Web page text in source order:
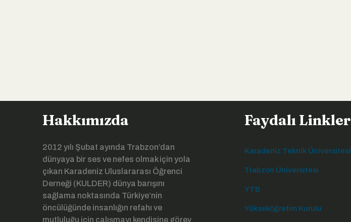
Hakkımızda
2012 yılı Şubat ayında Trabzon’dan
dünyaya bir ses ve nefes olmak için yola
çıkan Karadeniz Uluslararası Öğrenci
Derneği (KULDER) dünya barışını
sağlama noktasında Türkiye’nin
öncülüğünde insanlığın refahı ve
mutluluğu için çalışmayı kendisine görev
Faydalı Linkler
Karadeniz Teknik Üniversitesi
Trabzon Üniversitesi
YTB
Yükseköğretim Kurulu